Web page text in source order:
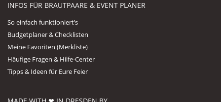
INFOS FÜR BRAUTPAARE & EVENT PLANER
So einfach funktioniert’s
Budgetplaner & Checklisten
Meine Favoriten (Merkliste)
Häufige Fragen & Hilfe-Center
Tipps & Ideen für Eure Feier